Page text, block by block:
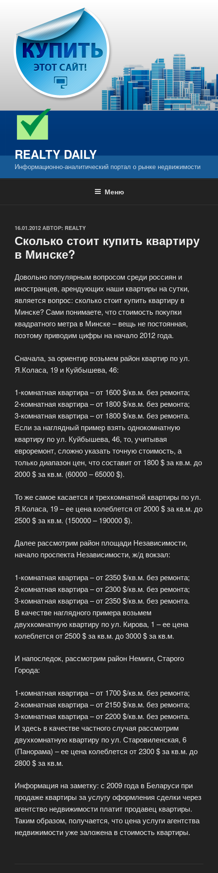
содержимому
REALTY DAILY
Информационно-аналитический портал о рынке недвижимости
Меню
ОПУБЛИКОВАНО
16.01.2012 АВТОР: REALTY
Сколько стоит купить квартиру
в Минске?
Довольно популярным вопросом среди россиян и
иностранцев, арендующих наши квартиры на сутки,
является вопрос: сколько стоит купить квартиру в
Минске? Сами понимаете, что стоимость покупки
квадратного метра в Минске – вещь не постоянная,
поэтому приводим цифры на начало 2012 года.
Сначала, за ориентир возьмем район квартир по ул.
Я.Коласа, 19 и Куйбышева, 46:
1-комнатная квартира – от 1600 $/кв.м. без ремонта;
2-комнатная квартира – от 1800 $/кв.м. без ремонта;
3-комнатная квартира – от 1800 $/кв.м. без ремонта.
Если за наглядный пример взять однокомнатную
квартиру по ул. Куйбышева, 46, то, учитывая
евроремонт, сложно указать точную стоимость, а
только диапазон цен, что составит от 1800 $ за кв.м. до
2000 $ за кв.м. (60000 – 65000 $).
То же самое касается и трехкомнатной квартиры по ул.
Я.Коласа, 19 – ее цена колеблется от 2000 $ за кв.м. до
2500 $ за кв.м. (150000 – 190000 $).
Далее рассмотрим район площади Независимости,
начало проспекта Независимости, ж/д вокзал:
1-комнатная квартира – от 2350 $/кв.м. без ремонта;
2-комнатная квартира – от 2300 $/кв.м. без ремонта;
3-комнатная квартира – от 2350 $/кв.м. без ремонта.
В качестве наглядного примера возьмем
двухкомнатную квартиру по ул. Кирова, 1 – ее цена
колеблется от 2500 $ за кв.м. до 3000 $ за кв.м.
И напоследок, рассмотрим район Немиги, Старого
Города:
1-комнатная квартира – от 1700 $/кв.м. без ремонта;
2-комнатная квартира – от 2150 $/кв.м. без ремонта;
3-комнатная квартира – от 2200 $/кв.м. без ремонта.
И здесь в качестве частного случая рассмотрим
двухкомнатную квартиру по ул. Старовиленская, 6
(Панорама) – ее цена колеблется от 2300 $ за кв.м. до
2800 $ за кв.м.
Информация на заметку: с 2009 года в Беларуси при
продаже квартиры за услугу оформления сделки через
агентство недвижимости платит продавец квартиры.
Таким образом, получается, что цена услуги агентства
недвижимости уже заложена в стоимость квартиры.